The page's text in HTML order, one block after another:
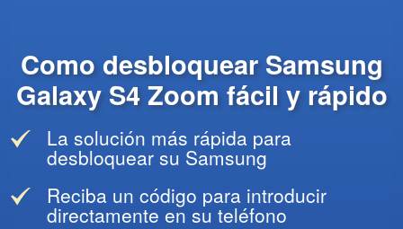
Como desbloquear Samsung
Galaxy S4 Zoom fácil y rápido
La solución más rápida para
desbloquear su Samsung
Reciba un código para introducir
directamente en su teléfono